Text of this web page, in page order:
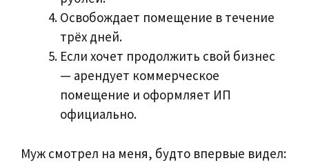
Освобождает помещение в течение
трёх дней.
Если хочет продолжить свой бизнес
— арендует коммерческое
помещение и оформляет ИП
официально.
Муж смотрел на меня, будто впервые видел: